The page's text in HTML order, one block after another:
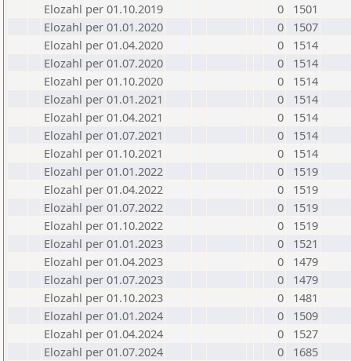
Elozahl per 01.10.2019
0
1501
Elozahl per 01.01.2020
0
1507
Elozahl per 01.04.2020
0
1514
Elozahl per 01.07.2020
0
1514
Elozahl per 01.10.2020
0
1514
Elozahl per 01.01.2021
0
1514
Elozahl per 01.04.2021
0
1514
Elozahl per 01.07.2021
0
1514
Elozahl per 01.10.2021
0
1514
Elozahl per 01.01.2022
0
1519
Elozahl per 01.04.2022
0
1519
Elozahl per 01.07.2022
0
1519
Elozahl per 01.10.2022
0
1519
Elozahl per 01.01.2023
0
1521
Elozahl per 01.04.2023
0
1479
Elozahl per 01.07.2023
0
1479
Elozahl per 01.10.2023
0
1481
Elozahl per 01.01.2024
0
1509
Elozahl per 01.04.2024
0
1527
Elozahl per 01.07.2024
0
1685